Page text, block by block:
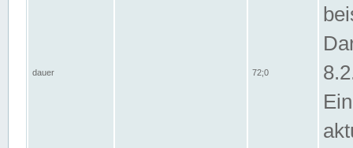
dauer 72;0